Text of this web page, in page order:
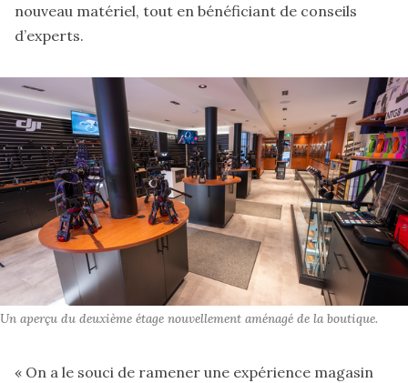
nouveau matériel, tout en bénéficiant de conseils
d’experts.
Un aperçu du deuxième étage nouvellement aménagé de la boutique.
« On a le souci de ramener une expérience magasin